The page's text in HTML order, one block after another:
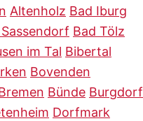
Altenholz Bad Iburg
Bad Tölz
im Tal Bibertal
Bovenden
Bünde Burgdorf
Dorfmark